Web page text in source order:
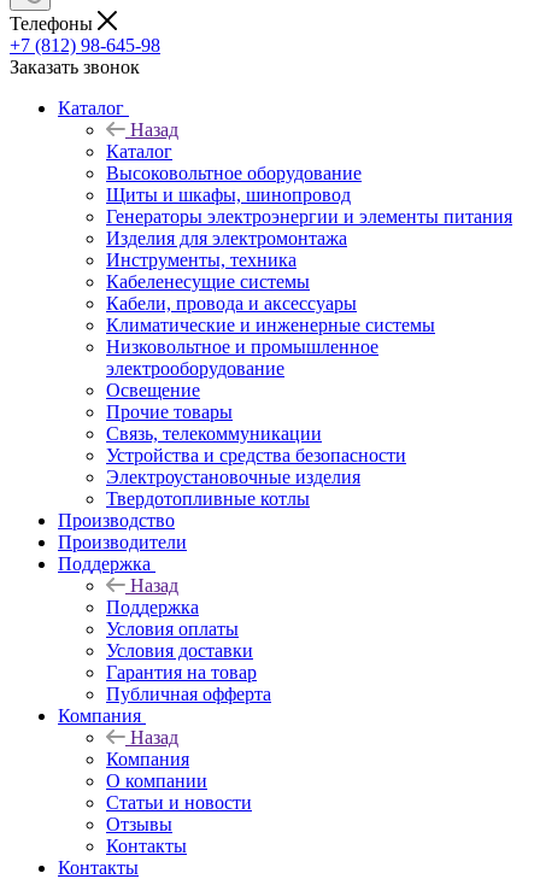
Телефоны
+7 (812) 98-645-98
Заказать звонок
Каталог
Назад
Каталог
Высоковольтное оборудование
Щиты и шкафы, шинопровод
Генераторы электроэнергии и элементы питания
Изделия для электромонтажа
Инструменты, техника
Кабеленесущие системы
Кабели, провода и аксессуары
Климатические и инженерные системы
Низковольтное и промышленное
электрооборудование
Освещение
Прочие товары
Связь, телекоммуникации
Устройства и средства безопасности
Электроустановочные изделия
Твердотопливные котлы
Производство
Производители
Поддержка
Назад
Поддержка
Условия оплаты
Условия доставки
Гарантия на товар
Публичная офферта
Компания
Назад
Компания
О компании
Статьи и новости
Отзывы
Контакты
Контакты